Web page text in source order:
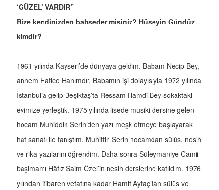
‘GÜZEL’ VARDIR”
Bize kendinizden bahseder misiniz? Hüseyin Gündüz
kimdir?
1961 yılında Kayseri’de dünyaya geldim. Babam Necip Bey,
annem Hatice Hanımdır. Babamın işi dolayısıyla 1972 yılında
İstanbul’a gelip Beşiktaş’ta Ressam Hamdi Bey sokaktaki
evimize yerleştik. 1975 yılında lisede musiki dersine gelen
hocam Muhiddin Serin’den yazı meşk etmeye başlayarak
hat sanatı ile tanıştım. Muhittin Serin hocamdan sülüs, nesih
ve rika yazılarını öğrendim. Daha sonra Süleymaniye Camii
başimamı Hâfız Saim Özel’in nesih derslerine katıldım. 1976
yılından itibaren vefatına kadar Hamit Aytaç’tan sülüs ve